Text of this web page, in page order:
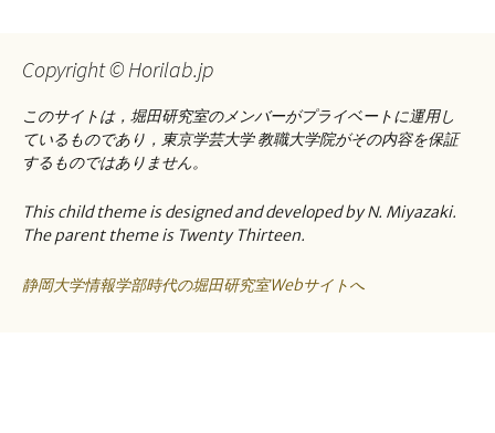
Copyright © Horilab.jp
このサイトは，堀田研究室のメンバーがプライベートに運用し
ているものであり，東京学芸大学 教職大学院がその内容を保証
するものではありません。
This child theme is designed and developed by N. Miyazaki.
The parent theme is Twenty Thirteen.
静岡大学情報学部時代の堀田研究室Webサイトへ